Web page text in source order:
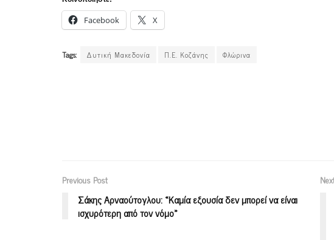
Facebook X
Tags: Δυτική Μακεδονία Π.Ε. Κοζάνης Φλώρινα
Previous Post
Σάκης Αρναούτογλου: «Καμία εξουσία δεν μπορεί να είναι
ισχυρότερη από τον νόμο»